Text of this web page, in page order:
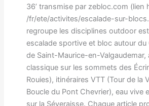
36’ transmise par zebloc.com (lien
/fr/ete/activites/escalade-sur-
regroupe les disciplines outdoor
escalade sportive et bloc autour du
de Saint-Maurice-en-Valgaudemar,
classique sur les sommets des
Rouies), itinéraires VTT (Tour de la
Boucle du Pont Chevrier), eau vive
sur la Séveraisse. Chaque article